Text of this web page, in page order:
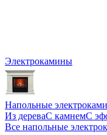
Электрокамины
Напольные
Из дереваС камнемС
Все напольные